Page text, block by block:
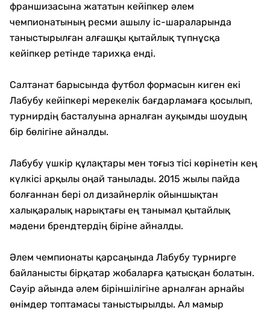
франшизасына жататын кейіпкер әлем
чемпионатының ресми ашылу іс-шараларында
таныстырылған алғашқы қытайлық түпнұсқа
кейіпкер ретінде тарихқа енді.
Салтанат барысында футбол формасын киген екі
Лабубу кейіпкері мерекелік бағдарламаға қосылып,
турнирдің басталуына арналған ауқымды шоудың
бір бөлігіне айналды.
Лабубу үшкір құлақтары мен тоғыз тісі көрінетін кең
күлкісі арқылы оңай танылады. 2015 жылы пайда
болғаннан бері ол дизайнерлік ойыншықтан
халықаралық нарықтағы ең танымал қытайлық
мәдени брендтердің біріне айналды.
Әлем чемпионаты қарсаңында Лабубу турнирге
байланысты бірқатар жобаларға қатысқан болатын.
Сәуір айында әлем біріншілігіне арналған арнайы
өнімдер топтамасы таныстырылды. Ал мамыр